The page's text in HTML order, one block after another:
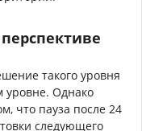
такого уровня
Однако
что пауза после 24
следующего